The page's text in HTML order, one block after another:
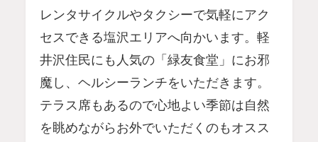
レンタサイクルやタクシーで気軽にアク
セスできる塩沢エリアへ向かいます。軽
井沢住民にも人気の「緑友食堂」にお邪
魔し、ヘルシーランチをいただきます。
テラス席もあるので心地よい季節は自然
を眺めながらお外でいただくのもオスス